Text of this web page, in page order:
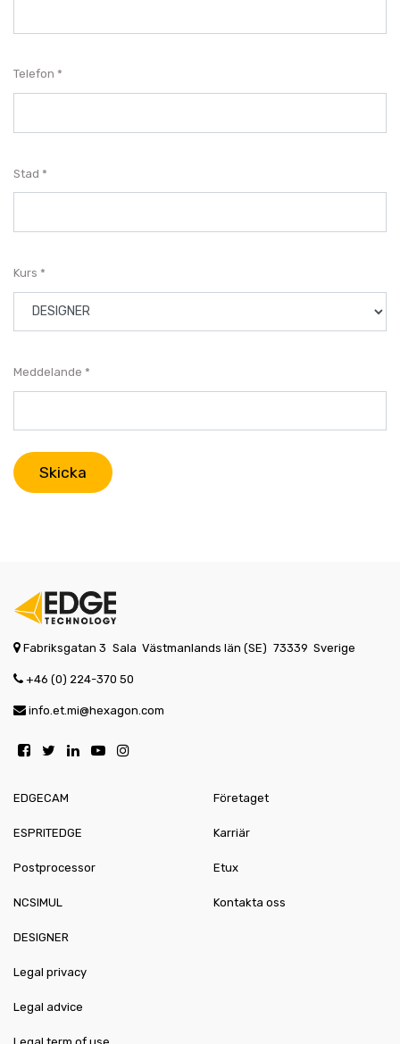
Telefon
Stad
Kurs
Meddelande
Skicka
Fabriksgatan 3 Sala Västmanlands län (SE) 73339 Sverige
+46 (0) 224-370 50
info.et.mi@hexagon.com
EDGECAM
ESPRITEDGE
Postprocessor
NCSIMUL
DESIGNER
Företaget
Karriär
Etux
Kontakta oss
Legal privacy
Legal advice